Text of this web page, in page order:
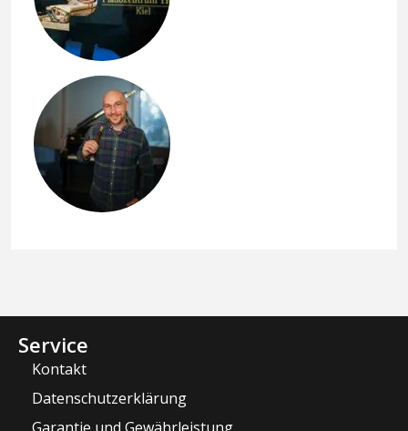
Service
Kontakt
Datenschutzerklärung